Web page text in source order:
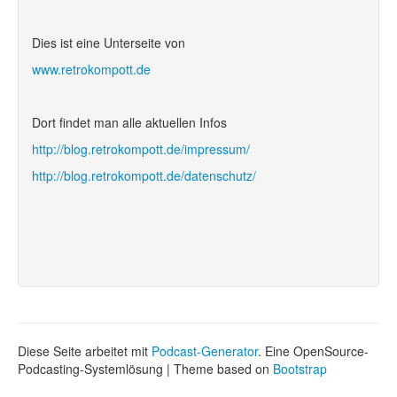
Dies ist eine Unterseite von
www.retrokompott.de
Dort findet man alle aktuellen Infos
http://blog.retrokompott.de/impressum/
http://blog.retrokompott.de/datenschutz/
Diese Seite arbeitet mit Podcast-Generator. Eine OpenSource-
Podcasting-Systemlösung | Theme based on Bootstrap